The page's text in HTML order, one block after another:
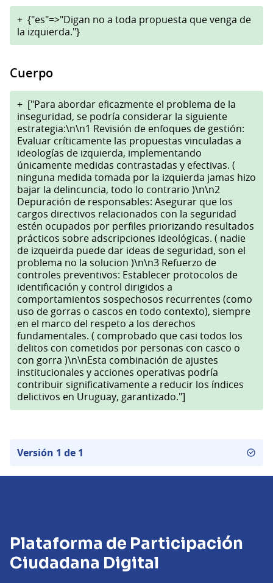
+ {"es"=>"Digan no a toda propuesta que venga de
la izquierda."}
Cuerpo
+ ["Para abordar eficazmente el problema de la
inseguridad, se podría considerar la siguiente
estrategia:\n\n1 Revisión de enfoques de gestión:
Evaluar críticamente las propuestas vinculadas a
ideologías de izquierda, implementando
únicamente medidas contrastadas y efectivas. (
ninguna medida tomada por la izquierda jamas hizo
bajar la delincuncia, todo lo contrario )\n\n2
Depuración de responsables: Asegurar que los
cargos directivos relacionados con la seguridad
estén ocupados por perfiles priorizando resultados
prácticos sobre adscripciones ideológicas. ( nadie
de izqueirda puede dar ideas de seguridad, son el
problema no la solucion )\n\n3 Refuerzo de
controles preventivos: Establecer protocolos de
identificación y control dirigidos a
comportamientos sospechosos recurrentes (como
uso de gorras o cascos en todo contexto), siempre
en el marco del respeto a los derechos
fundamentales. ( comprobado que casi todos los
delitos con cometidos por personas con casco o
con gorra )\n\nEsta combinación de ajustes
institucionales y acciones operativas podría
contribuir significativamente a reducir los índices
delictivos en Uruguay, garantizado."]
Versión 1 de 1
Plataforma de Participación
Ciudadana Digital